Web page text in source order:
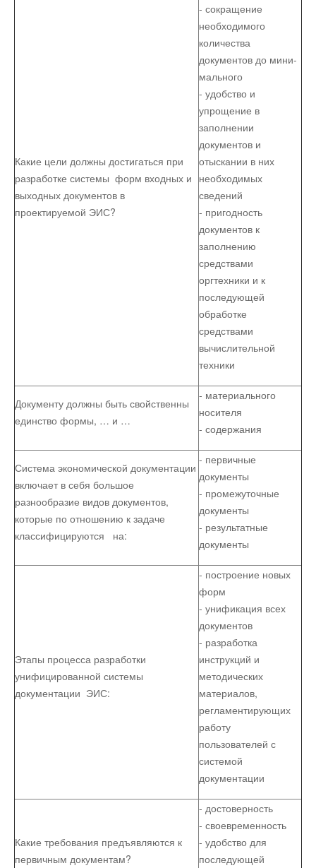
Какие цели должны достигаться при
разработке системы форм входных и
выходных документов в
проектируемой ЭИС?
- сокращение
необходимого
количества
документов до мини­
мального
- удобство и
упрощение в
заполнении
документов и
отыскании в них
необходимых
сведений
- пригодность
документов к
заполнению
средствами
оргтехники и к
последующей
обработке
средствами
вычислитель­ной
техники
Документу должны быть свойственны
единство формы, … и …
- материального
носителя
- содержания
Система экономической документации
включает в себя большое
разнообразие видов документов,
которые по отношению к задаче
классифицируются на:
- первичные
документы
- промежуточные
документы
- результатные
документы
Этапы процесса разработки
унифицированной системы
документации ЭИС:
- построение новых
форм
- унификация всех
документов
- разработка
инструкций и
методических
материалов,
регламентирующих
работу
пользователей с
системой
документации
Какие требования предъявляются к
первичным документам?
- достоверность
- своевременность
- удобство для
последующей